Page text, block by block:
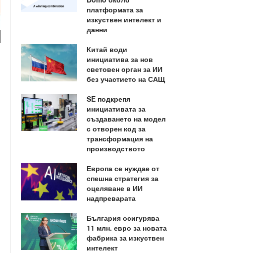
платформата за
изкуствен интелект и
данни
Китай води
инициатива за нов
световен орган за ИИ
без участието на САЩ
SE подкрепя
инициативата за
създаването на модел
с отворен код за
трансформация на
производството
Европа се нуждае от
спешна стратегия за
оцеляване в ИИ
надпреварата
България осигурява
11 млн. евро за новата
фабрика за изкуствен
интелект